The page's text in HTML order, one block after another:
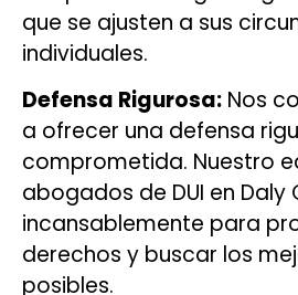
que se ajusten a sus
individuales.
Defensa Rigurosa: Nos
a ofrecer una defensa
comprometida. Nuestro
abogados de DUI en
incansablemente para
derechos y buscar los
posibles.